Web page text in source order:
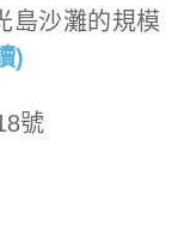
島沙灘的規模
)
號